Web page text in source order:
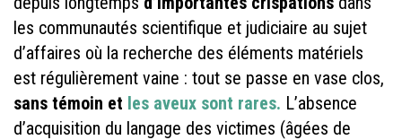
les communautés scientifique et judiciaire au sujet
d’affaires où la recherche des éléments matériels
est régulièrement vaine : tout se passe en vase clos,
sans témoin et les aveux sont rares. L’absence
d’acquisition du langage des victimes (âgées de